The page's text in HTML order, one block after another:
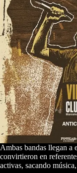
Ambas bandas llegan a
convirtieron en
activas, sacando